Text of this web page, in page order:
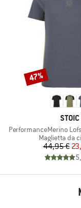
STOIC
Articolo
PerformanceMerino
Gruppo di
Maglietta da
44,95 €
Sconto
47%